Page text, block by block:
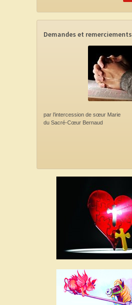
Demandes et remerciements
par l’intercession de sœur Marie
du Sacré-Cœur Bernaud